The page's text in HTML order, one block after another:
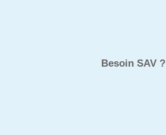
Besoin SAV ?